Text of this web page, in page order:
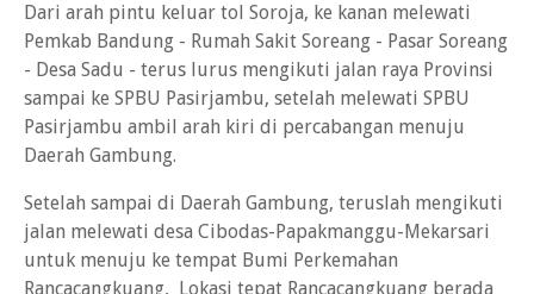
Dari arah pintu keluar tol Soroja, ke kanan melewati
Pemkab Bandung - Rumah Sakit Soreang - Pasar Soreang
- Desa Sadu - terus lurus mengikuti jalan raya Provinsi
sampai ke SPBU Pasirjambu, setelah melewati SPBU
Pasirjambu ambil arah kiri di percabangan menuju
Daerah Gambung.
Setelah sampai di Daerah Gambung, teruslah mengikuti
jalan melewati desa Cibodas-Papakmanggu-Mekarsari
untuk menuju ke tempat Bumi Perkemahan
Rancacangkuang, Lokasi tepat Rancacangkuang berada